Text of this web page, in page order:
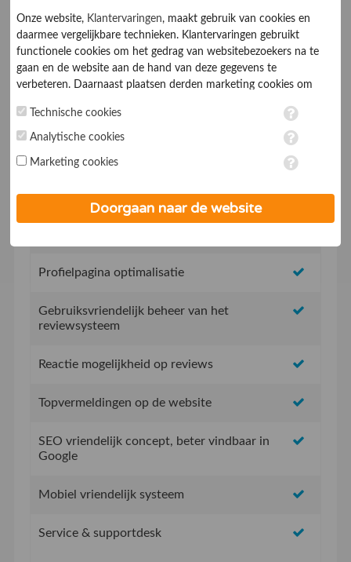
Geen opstartkosten
Social Media integratie om uw reviews te delen
Uw eigen review promotie link
Profielpagina optimalisatie
Gebruiksvriendelijk beheer van het
reviewsysteem
Reactie mogelijkheid op reviews
Topvermeldingen op de website
SEO vriendelijk concept, beter vindbaar in
Google
Mobiel vriendelijk systeem
Service & supportdesk
Onze website, Klantervaringen, maakt gebruik van cookies en
daarmee vergelijkbare technieken. Klantervaringen gebruikt
functionele cookies om het gedrag van websitebezoekers na te
gaan en de website aan de hand van deze gegevens te
verbeteren. Daarnaast plaatsen derden marketing cookies om
marketing cookies worden persoonsgegevens verwerkt. Je geeft
toestemming voor deze verwerking wanneer je hieronder een
op ieder moment aanpassen in de
. Lees voor meer
Technische cookies
Analytische cookies
Marketing cookies
Doorgaan naar de website